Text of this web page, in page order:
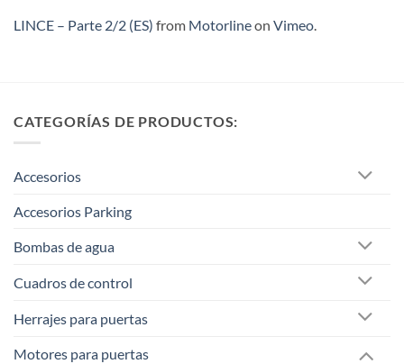
LINCE – Parte 2/2 (ES) from Motorlineon Vimeo.
CATEGORÍAS DE PRODUCTOS:
Accesorios
Accesorios Parking
Bombas de agua
Cuadros de control
Herrajes para puertas
Motores para puertas